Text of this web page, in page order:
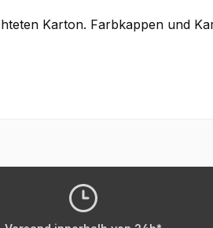
Karton. Farbkappen und